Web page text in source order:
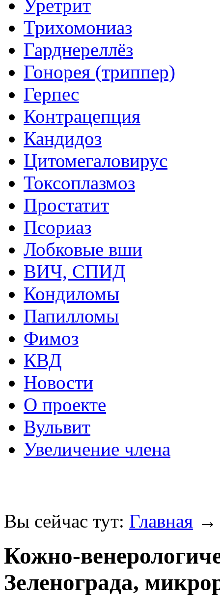
Уретрит
Трихомониаз
Гарднереллёз
Гонорея (триппер)
Герпес
Контрацепция
Кандидоз
Цитомегаловирус
Токсоплазмоз
Простатит
Псориаз
Лобковые вши
ВИЧ, СПИД
Кондиломы
Папилломы
Фимоз
КВД
Новости
О проекте
Вульвит
Увеличение члена
Вы сейчас тут: Главная
Кожно-
Зеленограда,